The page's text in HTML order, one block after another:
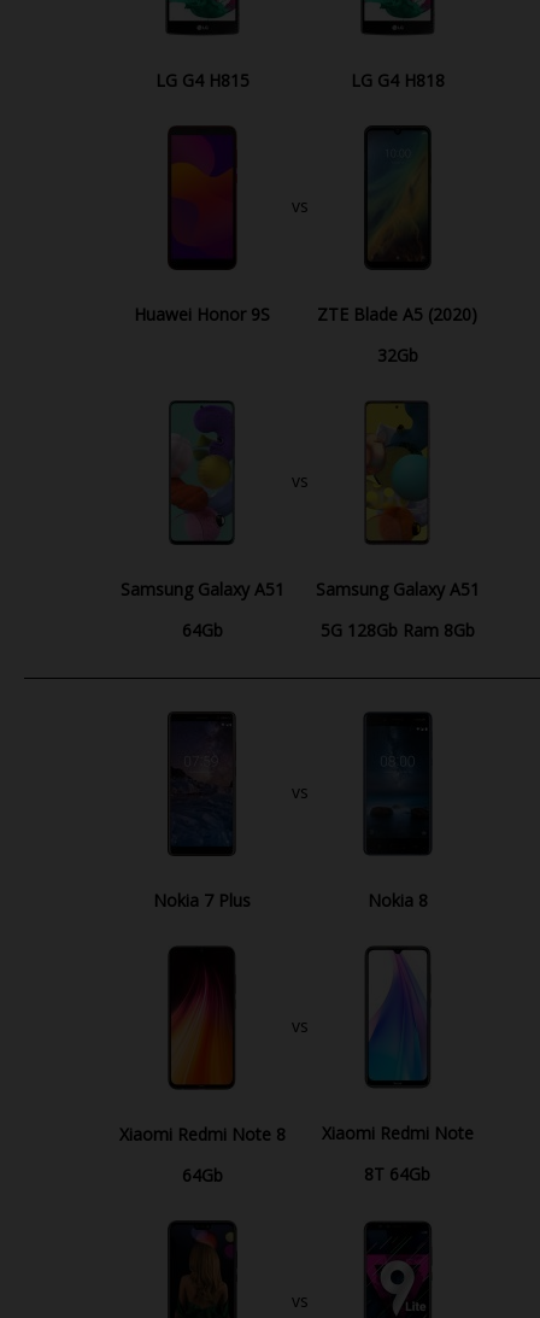
LG G4 H815 LG G4 H818
Huawei Honor 9S
vs
ZTE Blade A5 (2020)
32Gb
Samsung Galaxy A51
64Gb
vs
Samsung Galaxy A51
5G 128Gb Ram 8Gb
Nokia 7 Plus
vs
Nokia 8
Xiaomi Redmi Note 8
64Gb
vs
Xiaomi Redmi Note
8T 64Gb
vs